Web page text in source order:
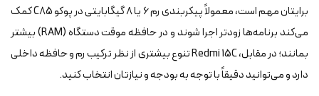
برایتان مهم است، معمولاً پیکربندی رم ۶ یا ۸ گیگابایتی در پوکو C85 کمک
می‌کند برنامه‌ها زودتر اجرا شوند و در حافظه موقت دستگاه (RAM) بیشتر
بمانند؛ در مقابل، Redmi 15C تنوع بیشتری از نظر ترکیب رم و حافظه داخلی
دارد و می‌توانید دقیقاً با توجه به بودجه و نیازتان انتخاب کنید.